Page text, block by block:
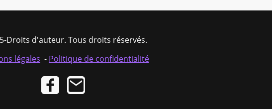
Droits d'auteur. Tous droits réservés.
légales - Politique de confidentialité